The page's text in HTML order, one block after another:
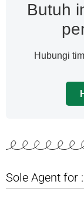
Butuh
Hubungi
Sole Agent for :